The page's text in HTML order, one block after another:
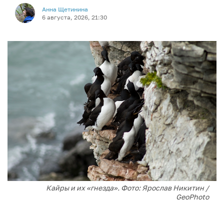
Анна Щетинина
6 августа, 2026, 21:30
Кайры и их «гнезда». Фото: Ярослав Никитин /
GeoPhoto